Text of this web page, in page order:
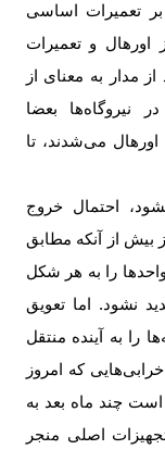
بر تعمیرات اساسی
اورهال و تعمیرات
مدار به معنای از
بعضا
می‌شدند، تا
احتمال خروج
بیش از آنکه مطابق
را به هر شکل
نشود. اما تعویق
را به آینده منتقل
که امروز
چند ماه بعد به
اصلی منجر